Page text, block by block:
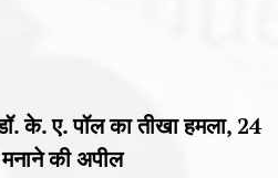
के. ए. पॉल का तीखा हमला, 24
की अपील